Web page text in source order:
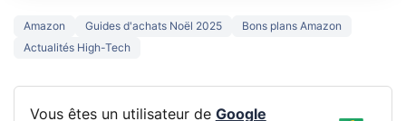
Amazon Guides d'achats Noël 2025
Bons plans Amazon
Actualités High-Tech
Vous êtes un utilisateur de Google